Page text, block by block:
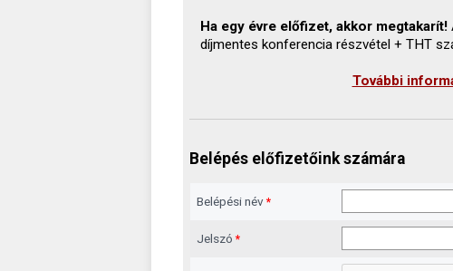
Ha egy évre előfizet, akkor megtakarít!
díjmentes konferencia részvétel + THT
További
Belépés előfizetőink számára
Belépési név *
Jelszó *